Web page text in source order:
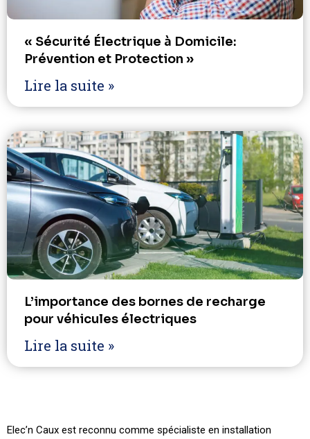
« Sécurité Électrique à Domicile:
Prévention et Protection »
Lire la suite »
L’importance des bornes de recharge
pour véhicules électriques
Lire la suite »
Elec’n Caux est reconnu comme spécialiste en installation